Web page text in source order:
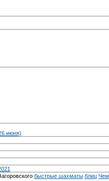
июня)
быстрые шахматы блиц